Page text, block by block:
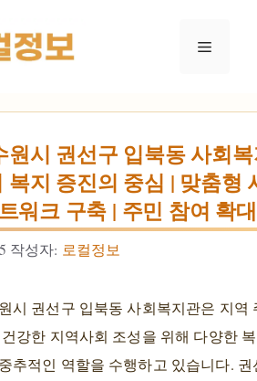
메뉴
원시 권선구 입북동 사회
복지 증진의 중심 | 맞춤형
워크 구축 | 주민 참여 확대
작성자: 로컬정보
시 권선구 입북동 사회복지관은 지역
강한 지역사회 조성을 위해 다양한
추적인 역할을 수행하고 있습니다. 권